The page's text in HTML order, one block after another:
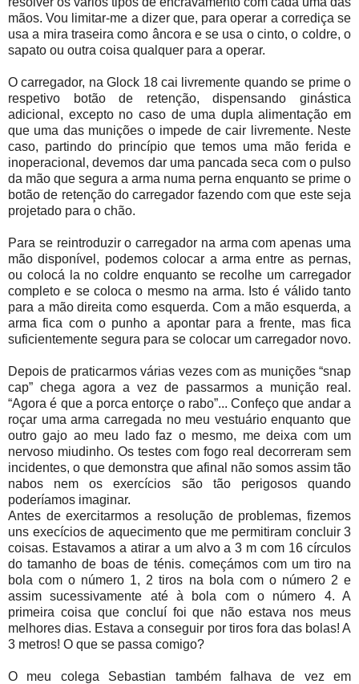
mãos. Vou limitar-me a dizer que, para operar a corrediça se
usa a mira traseira como âncora e se usa o cinto, o coldre, o
sapato ou outra coisa qualquer para a operar.
O carregador, na Glock 18 cai livremente quando se prime o
respetivo botão de retenção, dispensando ginástica
adicional, excepto no caso de uma dupla alimentação em
que uma das munições o impede de cair livremente. Neste
caso, partindo do princípio que temos uma mão ferida e
inoperacional, devemos dar uma pancada seca com o pulso
da mão que segura a arma numa perna enquanto se prime o
botão de retenção do carregador fazendo com que este seja
projetado para o chão.
Para se reintroduzir o carregador na arma com apenas uma
mão disponível, podemos colocar a arma entre as pernas,
ou colocá la no coldre enquanto se recolhe um carregador
completo e se coloca o mesmo na arma. Isto é válido tanto
para a mão direita como esquerda. Com a mão esquerda, a
arma fica com o punho a apontar para a frente, mas fica
suficientemente segura para se colocar um carregador novo.
Depois de praticarmos várias vezes com as munições “snap
cap” chega agora a vez de passarmos a munição real.
“Agora é que a porca entorçe o rabo”... Confeço que andar a
roçar uma arma carregada no meu vestuário enquanto que
outro gajo ao meu lado faz o mesmo, me deixa com um
nervoso miudinho. Os testes com fogo real decorreram sem
incidentes, o que demonstra que afinal não somos assim tão
nabos nem os exercícios são tão perigosos quando
poderíamos imaginar.
Antes de exercitarmos a resolução de problemas, fizemos
uns execícios de aquecimento que me permitiram concluir 3
coisas. Estavamos a atirar a um alvo a 3 m com 16 círculos
do tamanho de boas de ténis. começámos com um tiro na
bola com o número 1, 2 tiros na bola com o número 2 e
assim sucessivamente até à bola com o número 4. A
primeira coisa que concluí foi que não estava nos meus
melhores dias. Estava a conseguir por tiros fora das bolas! A
3 metros! O que se passa comigo?
O meu colega Sebastian também falhava de vez em